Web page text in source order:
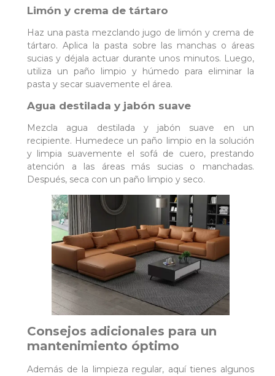
Limón y crema de tártaro
Haz una pasta mezclando jugo de limón y crema de
tártaro. Aplica la pasta sobre las manchas o áreas
sucias y déjala actuar durante unos minutos. Luego,
utiliza un paño limpio y húmedo para eliminar la
pasta y secar suavemente el área.
Agua destilada y jabón suave
Mezcla agua destilada y jabón suave en un
recipiente. Humedece un paño limpio en la solución
y limpia suavemente el sofá de cuero, prestando
atención a las áreas más sucias o manchadas.
Después, seca con un paño limpio y seco.
Consejos adicionales para un
mantenimiento óptimo
Además de la limpieza regular, aquí tienes algunos